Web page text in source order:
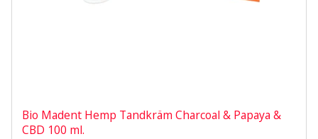
Bio Madent Hemp Tandkräm Charcoal & Papaya &
CBD 100 ml.